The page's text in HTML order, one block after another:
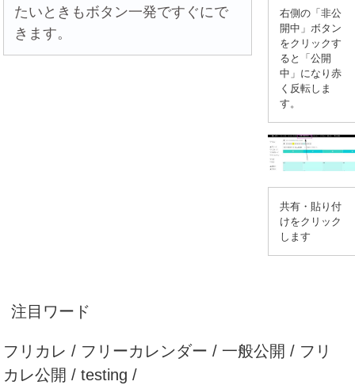
たいときもボタン一発ですぐにで
きます。
右側の「非公
開中」ボタン
をクリックす
ると「公開
中」になり赤
く反転しま
す。
共有・貼り付
けをクリック
します
注目ワード
フリカレ / フリーカレンダー / 一般公開 / フリ
カレ公開 / testing /